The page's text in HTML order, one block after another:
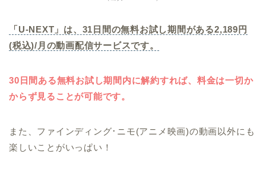
「U-NEXT」は、31日間の無料お試し期間がある2,189円
(税込)/月の動画配信サービスです。
30日間ある無料お試し期間内に解約すれば、料金は一切か
からず見ることが可能です。
また、ファインディング･ニモ(アニメ映画)の動画以外にも
楽しいことがいっぱい！